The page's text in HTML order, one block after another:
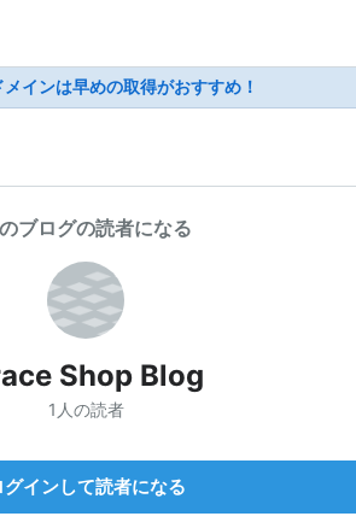
インは早めの取得がおすすめ！
ブログの読者になる
Shop Blog
1人の読者
グインして読者になる